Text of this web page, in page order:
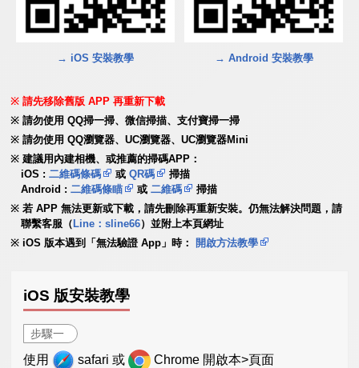
→ iOS 安裝教學 → Android 安裝教學
請先移除舊版 APP 再重新下載
請勿使用 QQ掃一掃、微信掃描、支付寶掃一掃
請勿使用 QQ瀏覽器、UC瀏覽器、UC瀏覽器Mini
建議用內建相機、或推薦的掃碼APP：
iOS :二維碼條碼 或QR碼
掃描
Android :二維碼條瞄 或二維碼
掃描
若 APP 無法更新或下載，請先刪除再重新安裝。仍無法解決問題，請
聯繫客服（ Line：sline66）並附上本頁網址
iOS 版本遇到「無法驗證 App」時：
開啟方法教學
iOS 版安裝教學
步驟一
使用 safari 或 Chrome 開啟本>頁面